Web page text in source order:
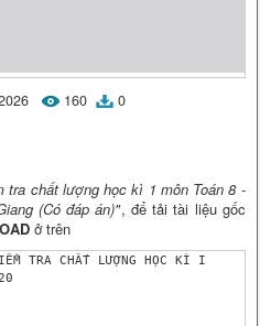
160 0
tra chất lượng học kì 1 môn Toán 8 -
(Có đáp án)", để tải tài liệu gốc
ở trên
TRA CHẤT LƯỢNG HỌC KÌ I